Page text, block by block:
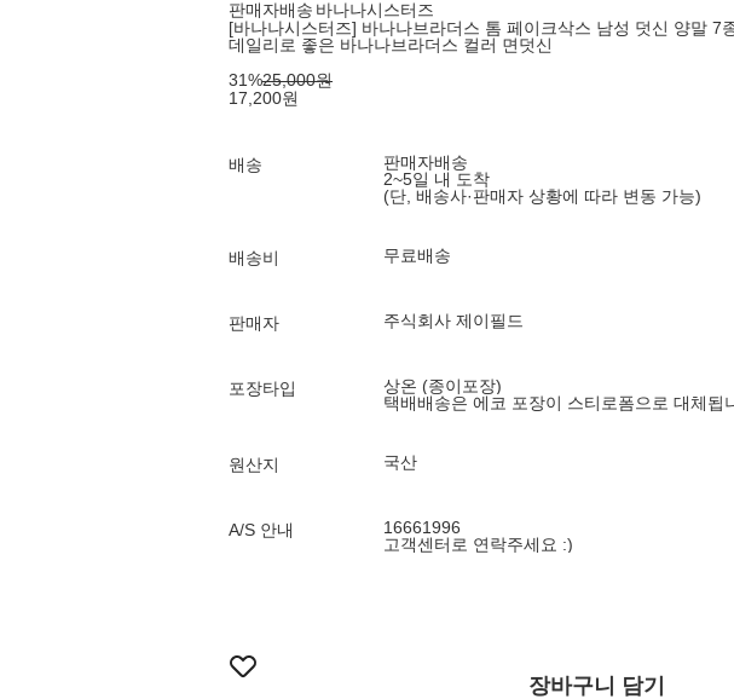
판매자배송 바나나시스터즈
[바나나시스터즈] 바나나브라더스 톰 페이크삭스 남성 덧신 양말 7
데일리로 좋은 바나나브라더스 컬러 면덧신
31%25,000원
17,200원
배송
판매자배송
2~5일 내 도착
(단, 배송사·판매자 상황에 따라 변동 가능)
배송비 무료배송
판매자 주식회사 제이필드
포장타입
상온 (종이포장)
택배배송은 에코 포장이 스티로폼으로 대체됩
원산지 국산
A/S 안내
16661996
고객센터로 연락주세요 :)
장바구니 담기